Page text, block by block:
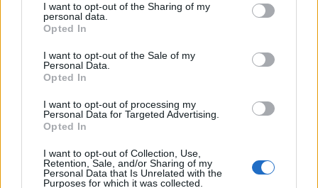
I want to opt-out of the Sharing of my
personal data.
Opted In
I want to opt-out of the Sale of my
Personal Data.
Opted In
I want to opt-out of processing my
Personal Data for Targeted Advertising.
Opted In
I want to opt-out of Collection, Use,
Retention, Sale, and/or Sharing of my
Personal Data that Is Unrelated with the
Purposes for which it was collected.